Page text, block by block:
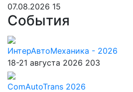
07.08.2026 15
События
ИнтерАвтоМеханика - 2026
18-21 августа 2026 203
ComAutoTrans 2026